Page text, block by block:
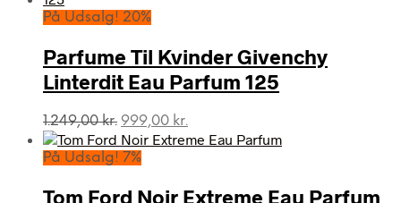
På Udsalg! 20%
Parfume Til Kvinder Givenchy
Linterdit Eau Parfum 125
1.249,00kr. Den
oprindelige
pris
1.249,00 kr..
999,00 kr.
aktuelle
999,00 kr..
På Udsalg! 7%
Tom Ford Noir Extreme Eau Parfum